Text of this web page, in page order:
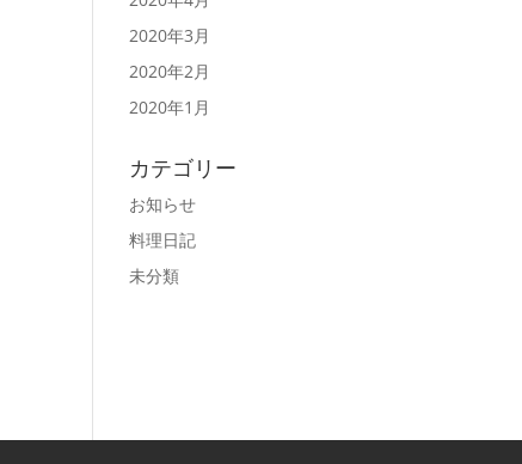
2020年3月
2020年2月
2020年1月
カテゴリー
お知らせ
料理日記
未分類